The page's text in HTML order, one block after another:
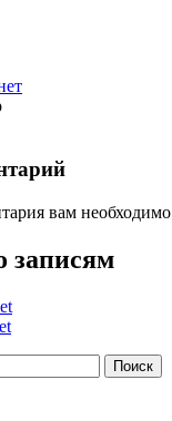
вам необходимо
записям